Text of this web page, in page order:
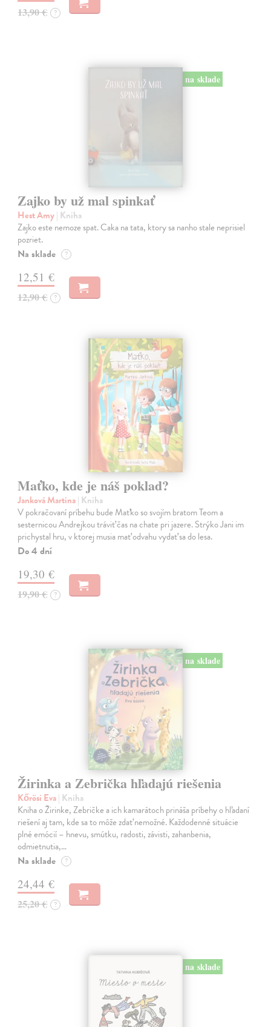
13,90 € ?
na sklade
Zajko by už mal spinkať
Hest Amy| Kniha
Zajko este nemoze spat. Caka na tata, ktory sa nanho stale neprisiel
pozriet.
Na sklade ?
12,51 €
12,90 € ?
Maťko, kde je náš poklad?
Janková Martina| Kniha
V pokračovaní príbehu bude Maťko so svojím bratom Teom a
sesternicou Andrejkou tráviť čas na chate pri jazere. Strýko Jani im
prichystal hru, v ktorej musia mať odvahu vydať sa do lesa.
Do 4 dní
19,30 €
19,90 € ?
na sklade
Žirinka a Zebrička hľadajú riešenia
Kőrösi Eva| Kniha
Kniha o Žirinke, Zebričke a ich kamarátoch prináša príbehy o hľadaní
riešení aj tam, kde sa to môže zdať nemožné. Každodenné situácie
plné emócií – hnevu, smútku, radosti, závisti, zahanbenia,
odmietnutia,…
Na sklade ?
24,44 €
25,20 € ?
na sklade